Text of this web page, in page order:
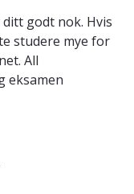
godt nok. Hvis
studere mye for
All
eksamen